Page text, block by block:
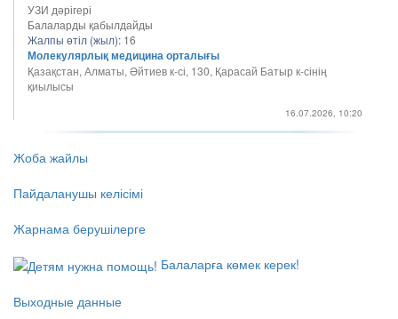
УЗИ дәрігері
Балаларды қабылдайды
Жалпы өтіл (жыл): 16
Молекулярлық медицина орталығы
Қазақстан, Алматы, Әйтиев к-сі, 130, Қарасай Батыр к-сінің
қиылысы
16.07.2026, 10:20
Жоба жайлы
Пайдаланушы келісімі
Жарнама берушілерге
Балаларға көмек керек!
Выходные данные